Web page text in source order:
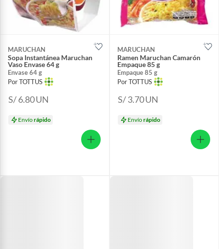
MARUCHAN
Sopa Instantánea Maruchan
Vaso Envase 64 g
Envase 64 g
Por TOTTUS
S/ 6.80UN
Envíorápido
MARUCHAN
Ramen Maruchan Camarón
Empaque 85 g
Empaque 85 g
Por TOTTUS
S/ 3.70UN
Envíorápido